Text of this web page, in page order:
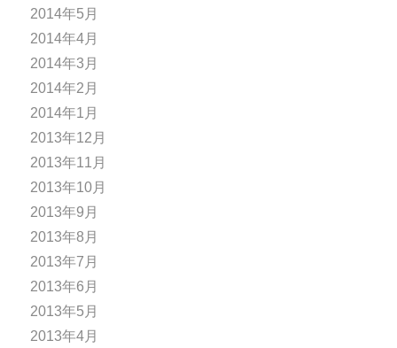
2014年5月
2014年4月
2014年3月
2014年2月
2014年1月
2013年12月
2013年11月
2013年10月
2013年9月
2013年8月
2013年7月
2013年6月
2013年5月
2013年4月